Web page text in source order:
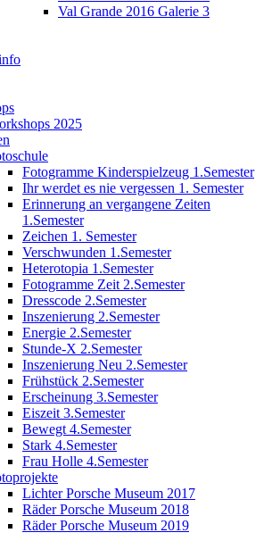
Val Grande 2016 Galerie 3
2025
Fotogramme Kinderspielzeug 1.Semester
Ihr werdet es nie vergessen 1. Semester
Erinnerung an vergangene Zeiten
1.Semester
Zeichen 1. Semester
Verschwunden 1.Semester
Heterotopia 1.Semester
Fotogramme Zeit 2.Semester
Dresscode 2.Semester
Inszenierung 2.Semester
Energie 2.Semester
Stunde-X 2.Semester
Inszenierung Neu 2.Semester
Frühstück 2.Semester
Erscheinung 3.Semester
Eiszeit 3.Semester
Bewegt 4.Semester
Stark 4.Semester
Frau Holle 4.Semester
Lichter Porsche Museum 2017
Räder Porsche Museum 2018
Räder Porsche Museum 2019